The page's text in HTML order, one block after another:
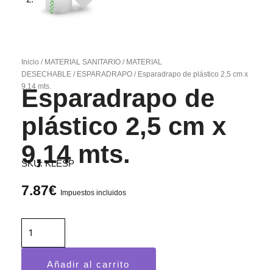
Inicio / MATERIAL SANITARIO / MATERIAL
DESECHABLE / ESPARADRAPO / Esparadrapo de plástico 2,5 cm x
9,14 mts.
Esparadrapo de
plástico 2,5 cm x
9,14 mts.
SKU:KLESP
7.87€ Impuestos incluidos
Añadir al carrito